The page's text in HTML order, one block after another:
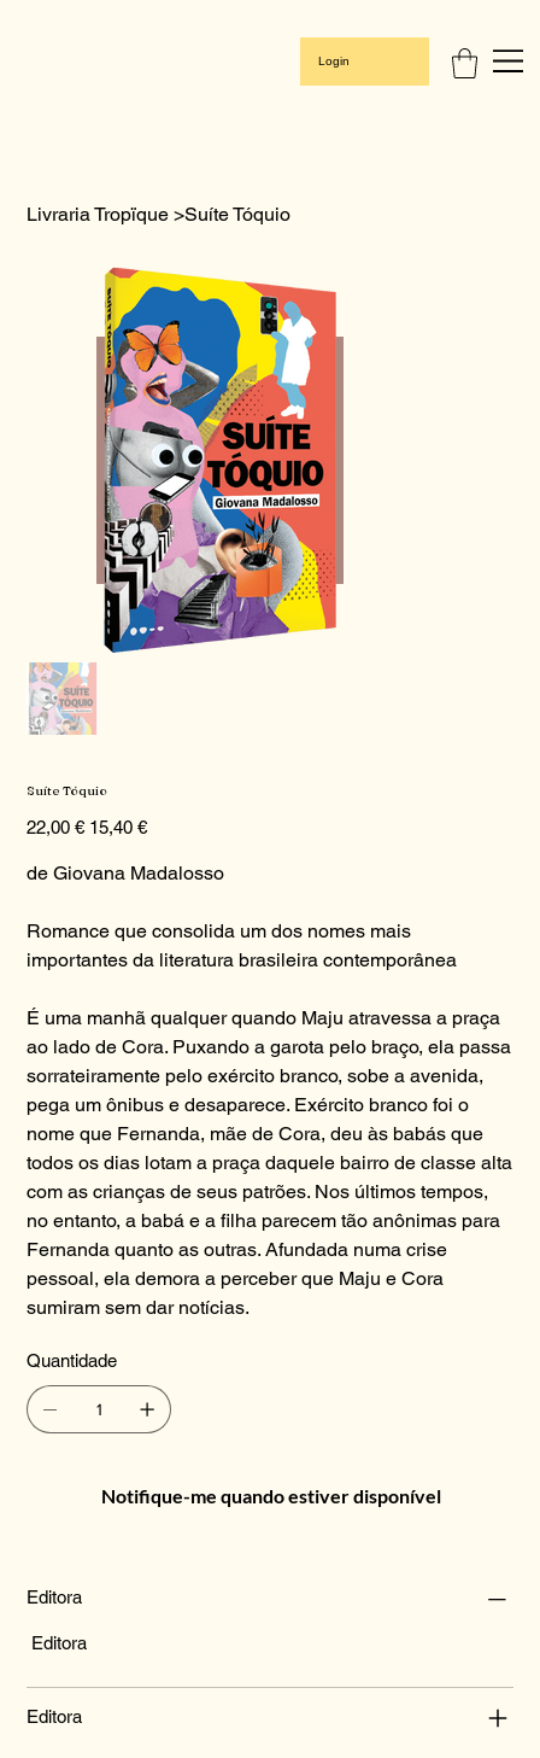
Login
Livraria Tropïque >Suíte Tóquio
Suíte Tóquio
Preço
original
22,00 €
Preço
promocional
15,40 €
de Giovana Madalosso
Romance que consolida um dos nomes mais
importantes da literatura brasileira contemporânea
É uma manhã qualquer quando Maju atravessa a praça
ao lado de Cora. Puxando a garota pelo braço, ela passa
sorrateiramente pelo exército branco, sobe a avenida,
pega um ônibus e desaparece. Exército branco foi o
nome que Fernanda, mãe de Cora, deu às babás que
todos os dias lotam a praça daquele bairro de classe alta
com as crianças de seus patrões. Nos últimos tempos,
no entanto, a babá e a filha parecem tão anônimas para
Fernanda quanto as outras. Afundada numa crise
pessoal, ela demora a perceber que Maju e Cora
sumiram sem dar notícias.
Quantidade
Notifique-me quando estiver disponível
Editora
Editora
Editora